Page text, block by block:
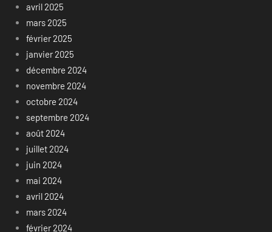
avril 2025
mars 2025
février 2025
janvier 2025
décembre 2024
novembre 2024
octobre 2024
septembre 2024
août 2024
juillet 2024
juin 2024
mai 2024
avril 2024
mars 2024
février 2024